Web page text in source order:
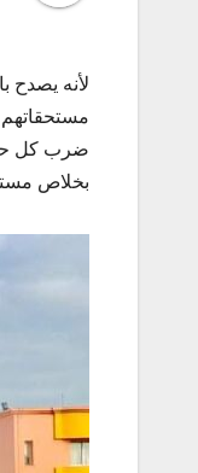
لأنه يصدح
ضرب كل
بخلاص